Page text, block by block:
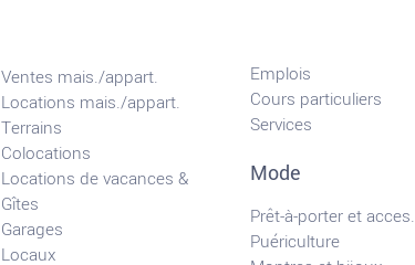
Ventes mais./appart.
Locations mais./appart.
Terrains
Colocations
Locations de vacances &
Gîtes
Garages
Locaux
Emplois
Cours particuliers
Services
Mode
Prêt-à-porter et acces.
Puériculture